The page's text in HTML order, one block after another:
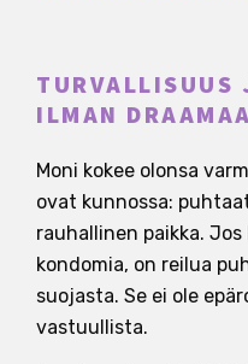
TURVALLISUUS
ILMAN DRAAMAA
Moni kokee olonsa
ovat kunnossa:
rauhallinen paikka.
kondomia, on reilua
suojasta. Se ei ole
vastuullista.